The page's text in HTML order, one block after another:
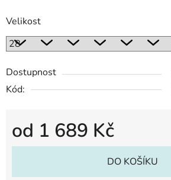
Velikost
Dostupnost
Kód:
od 1 689 Kč
Měrná cena:
DO KOŠÍKU